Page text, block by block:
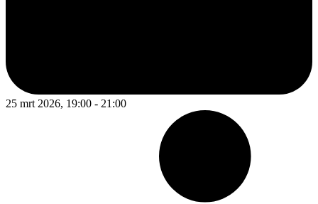
25 mrt 2026, 19:00 - 21:00